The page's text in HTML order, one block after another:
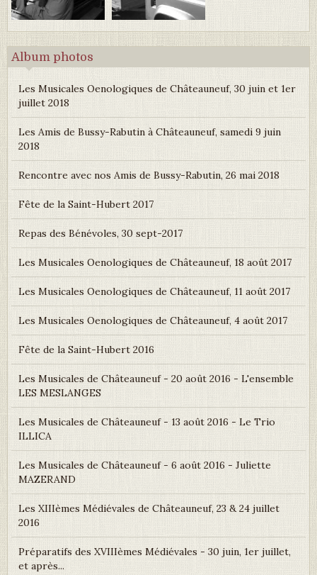
Album photos
Les Musicales Oenologiques de Châteauneuf, 30 juin et 1er
juillet 2018
Les Amis de Bussy-Rabutin à Châteauneuf, samedi 9 juin
2018
Rencontre avec nos Amis de Bussy-Rabutin, 26 mai 2018
Fête de la Saint-Hubert 2017
Repas des Bénévoles, 30 sept-2017
Les Musicales Oenologiques de Châteauneuf, 18 août 2017
Les Musicales Oenologiques de Châteauneuf, 11 août 2017
Les Musicales Oenologiques de Châteauneuf, 4 août 2017
Fête de la Saint-Hubert 2016
Les Musicales de Châteauneuf - 20 août 2016 - L'ensemble
LES MESLANGES
Les Musicales de Châteauneuf - 13 août 2016 - Le Trio
ILLICA
Les Musicales de Châteauneuf - 6 août 2016 - Juliette
MAZERAND
Les XIIIèmes Médiévales de Châteauneuf, 23 & 24 juillet
2016
Préparatifs des XVIIIèmes Médiévales - 30 juin, 1er juillet,
et après...